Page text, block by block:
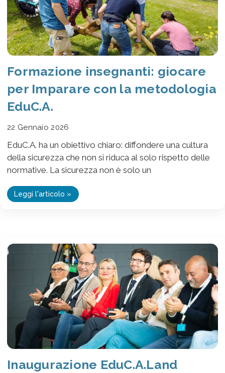
Formazione insegnanti: giocare
per Imparare con la metodologia
EduC.A.
22 Gennaio 2026
EduC.A. ha un obiettivo chiaro: diffondere una cultura
della sicurezza che non si riduca al solo rispetto delle
normative. La sicurezza non è solo un
Leggi l'articolo »
Inaugurazione EduC.A.Land